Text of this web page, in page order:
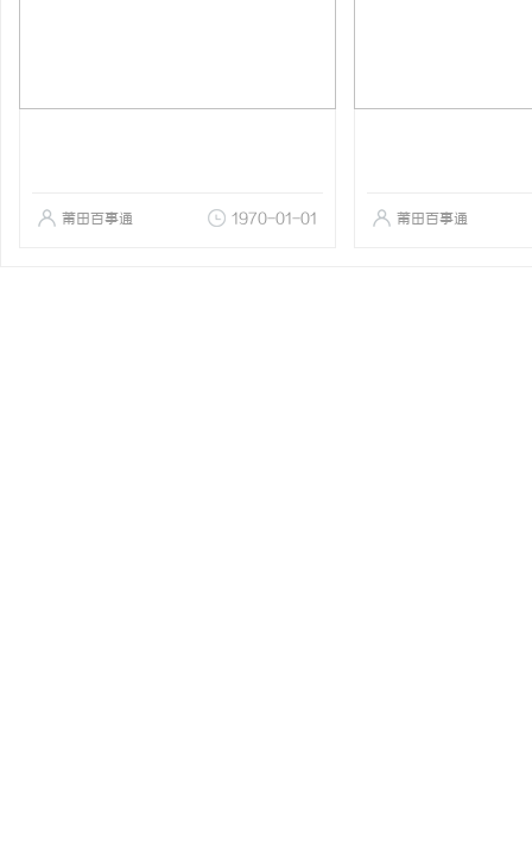
莆田百事通 1970-01-01 莆田百事通